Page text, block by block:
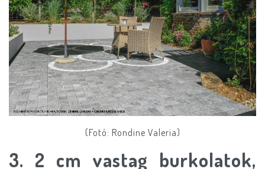
(Fotó: Rondine Valeria)
3. 2 cm vastag burkolatok,